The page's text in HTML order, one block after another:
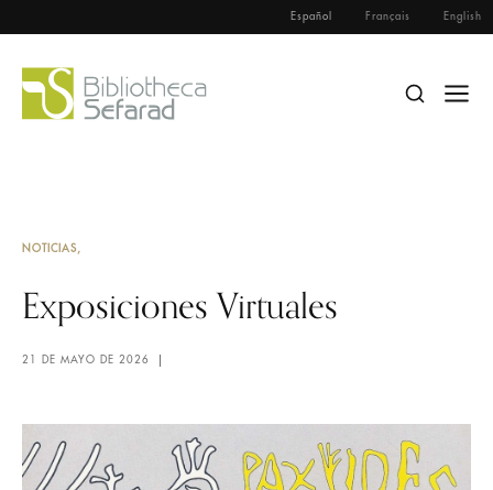
Español Français English
NOTICIAS
Exposiciones Virtuales
21 DE MAYO DE 2026